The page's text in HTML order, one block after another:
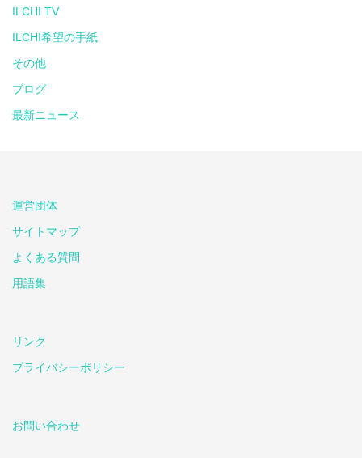
ILCHI TV
ILCHI希望の手紙
その他
ブログ
最新ニュース
運営団体
サイトマップ
よくある質問
用語集
リンク
プライバシーポリシー
お問い合わせ